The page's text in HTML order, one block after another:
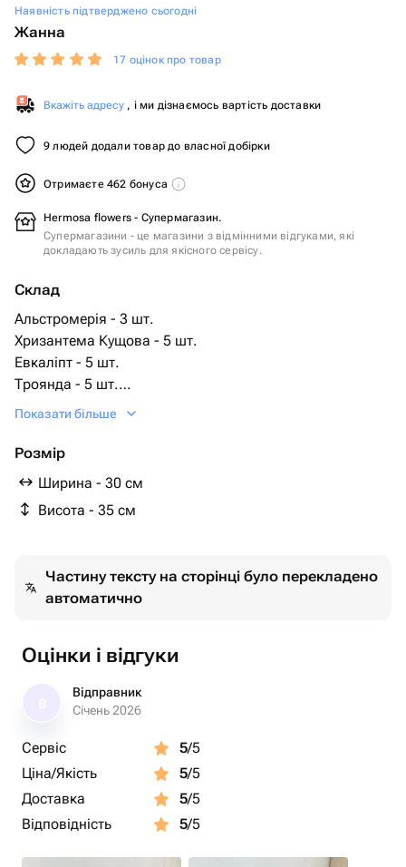
Наявність підтверджено сьогодні
Жанна
17 оцінок про товар
Вкажіть адресу , і ми дізнаємось вартість доставки
9 людей додали товар до власної добірки
Отримаєте 462 бонуса
Hermosa flowers - Супермагазин.
Супермагазини - це магазини з відмінними відгуками, які
докладають зусиль для якісного сервісу.
Склад
Альстромерія - 3 шт.
Хризантема Кущова - 5 шт.
Евкаліпт - 5 шт.
Троянда - 5 шт.
Гербера - 3 шт.
елка(лапник) - 5 шт.
Показати більше
Розмір
Ширина - 30 см
Висота - 35 см
Частину тексту на сторінці було перекладено
автоматично
Оцінки і відгуки
Відправник
Січень 2026
Сервіс 5/5
Ціна/Якість
5/5
Доставка
5/5
Відповідність
5/5